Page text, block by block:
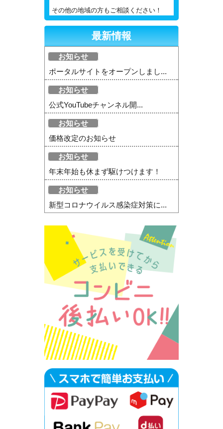
その他の地域の方もご相談ください！
最新情報
お知らせ
ポータルサイトをオープンしまし...
お知らせ
公式YouTubeチャンネル開...
お知らせ
価格改定のお知らせ
お知らせ
年末年始も休まず駆けつけます！
お知らせ
新型コロナウイルス感染症対策に...